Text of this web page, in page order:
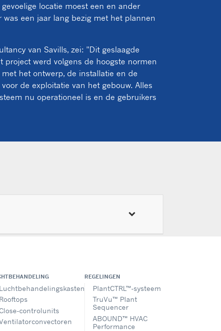
locatie moest een en ander
een jaar lang bezig met het plannen
van Savills, zei: "Dit geslaagde
werd volgens de hoogste normen
het ontwerp, de installatie en de
de exploitatie van het gebouw. Alles
nu operationeel is en de gebruikers
controlunits
REGELINGEN
PlantCTRL™-systeem
TruVu™ Plant
Sequencer
ABOUND™ HVAC
Performance